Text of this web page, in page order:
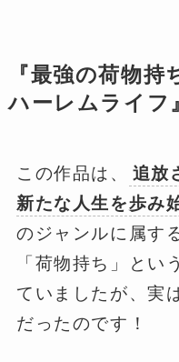
『最強の荷物
ハーレムライフ
この作品は、
追放
新たな人生を歩み
のジャンルに属す
「荷物持ち」とい
ていましたが、実
だったのです！